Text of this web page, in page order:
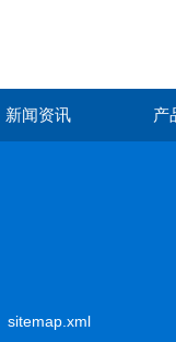
新闻资讯 产
sitemap.xml